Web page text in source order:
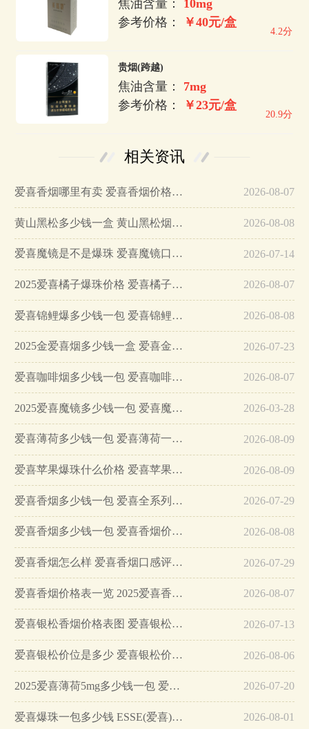
焦油含量： 10mg
参考价格：
￥40元/盒
4.2分
贵烟(跨越)
焦油含量： 7mg
参考价格：
￥23元/盒
20.9分
相关资讯
爱喜香烟哪里有卖 爱喜香烟价格表图大全… 2026-08-07
黄山黑松多少钱一盒 黄山黑松烟价格表和图片… 2026-08-08
爱喜魔镜是不是爆珠 爱喜魔镜口感… 2026-07-14
2025爱喜橘子爆珠价格 爱喜橘子双爆什么价钱… 2026-08-07
爱喜锦鲤爆多少钱一包 爱喜锦鲤爆珠价格… 2026-08-08
2025金爱喜烟多少钱一盒 爱喜金色香烟价格… 2026-07-23
爱喜咖啡烟多少钱一包 爱喜咖啡味香烟价格… 2026-08-07
2025爱喜魔镜多少钱一包 爱喜魔镜价格一览… 2026-03-28
爱喜薄荷多少钱一包 爱喜薄荷一条多少钱… 2026-08-09
爱喜苹果爆珠什么价格 爱喜苹果爆珠怎么样… 2026-08-09
爱喜香烟多少钱一包 爱喜全系列及价格一览… 2026-07-29
爱喜香烟多少钱一包 爱喜香烟价格表大全… 2026-08-08
爱喜香烟怎么样 爱喜香烟口感评测… 2026-07-29
爱喜香烟价格表一览 2025爱喜香烟最新报价… 2026-08-07
爱喜银松香烟价格表图 爱喜银松香烟参数及口感分析… 2026-07-13
爱喜银松价位是多少 爱喜银松价格查询… 2026-08-06
2025爱喜薄荷5mg多少钱一包 爱喜薄荷5mg价格2025… 2026-07-20
爱喜爆珠一包多少钱 ESSE(爱喜)爆珠有几种?… 2026-08-01